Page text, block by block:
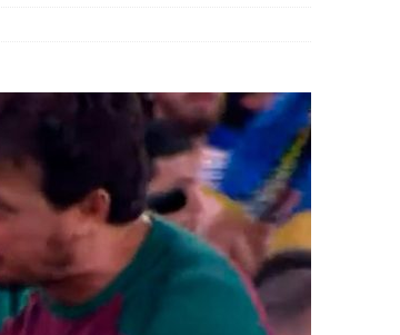
para confronto decisivo contra o Vasco
Copa do Brasil 2026: Palpites, Odds e
relacionados para decisão contra o Vasco